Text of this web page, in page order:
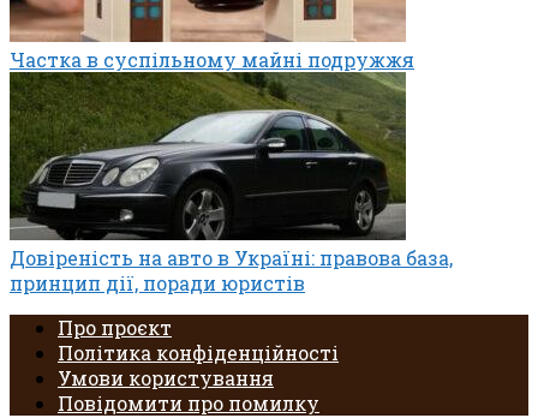
Частка в суспільному майні подружжя
Довіреність на авто в Україні: правова база,
принцип дії, поради юристів
Про проєкт
Політика конфіденційності
Умови користування
Повідомити про помилку